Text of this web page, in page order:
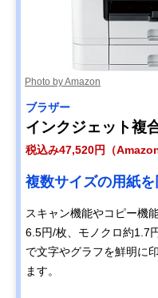
Photo by Amazon
ブラザー
インクジェット複
税込み47,520円（Amazon
複数サイズの用紙を
スキャン機能やコピー機
6.5円/枚、モノクロ約1.7
で文字やグラフを鮮明に
ます。